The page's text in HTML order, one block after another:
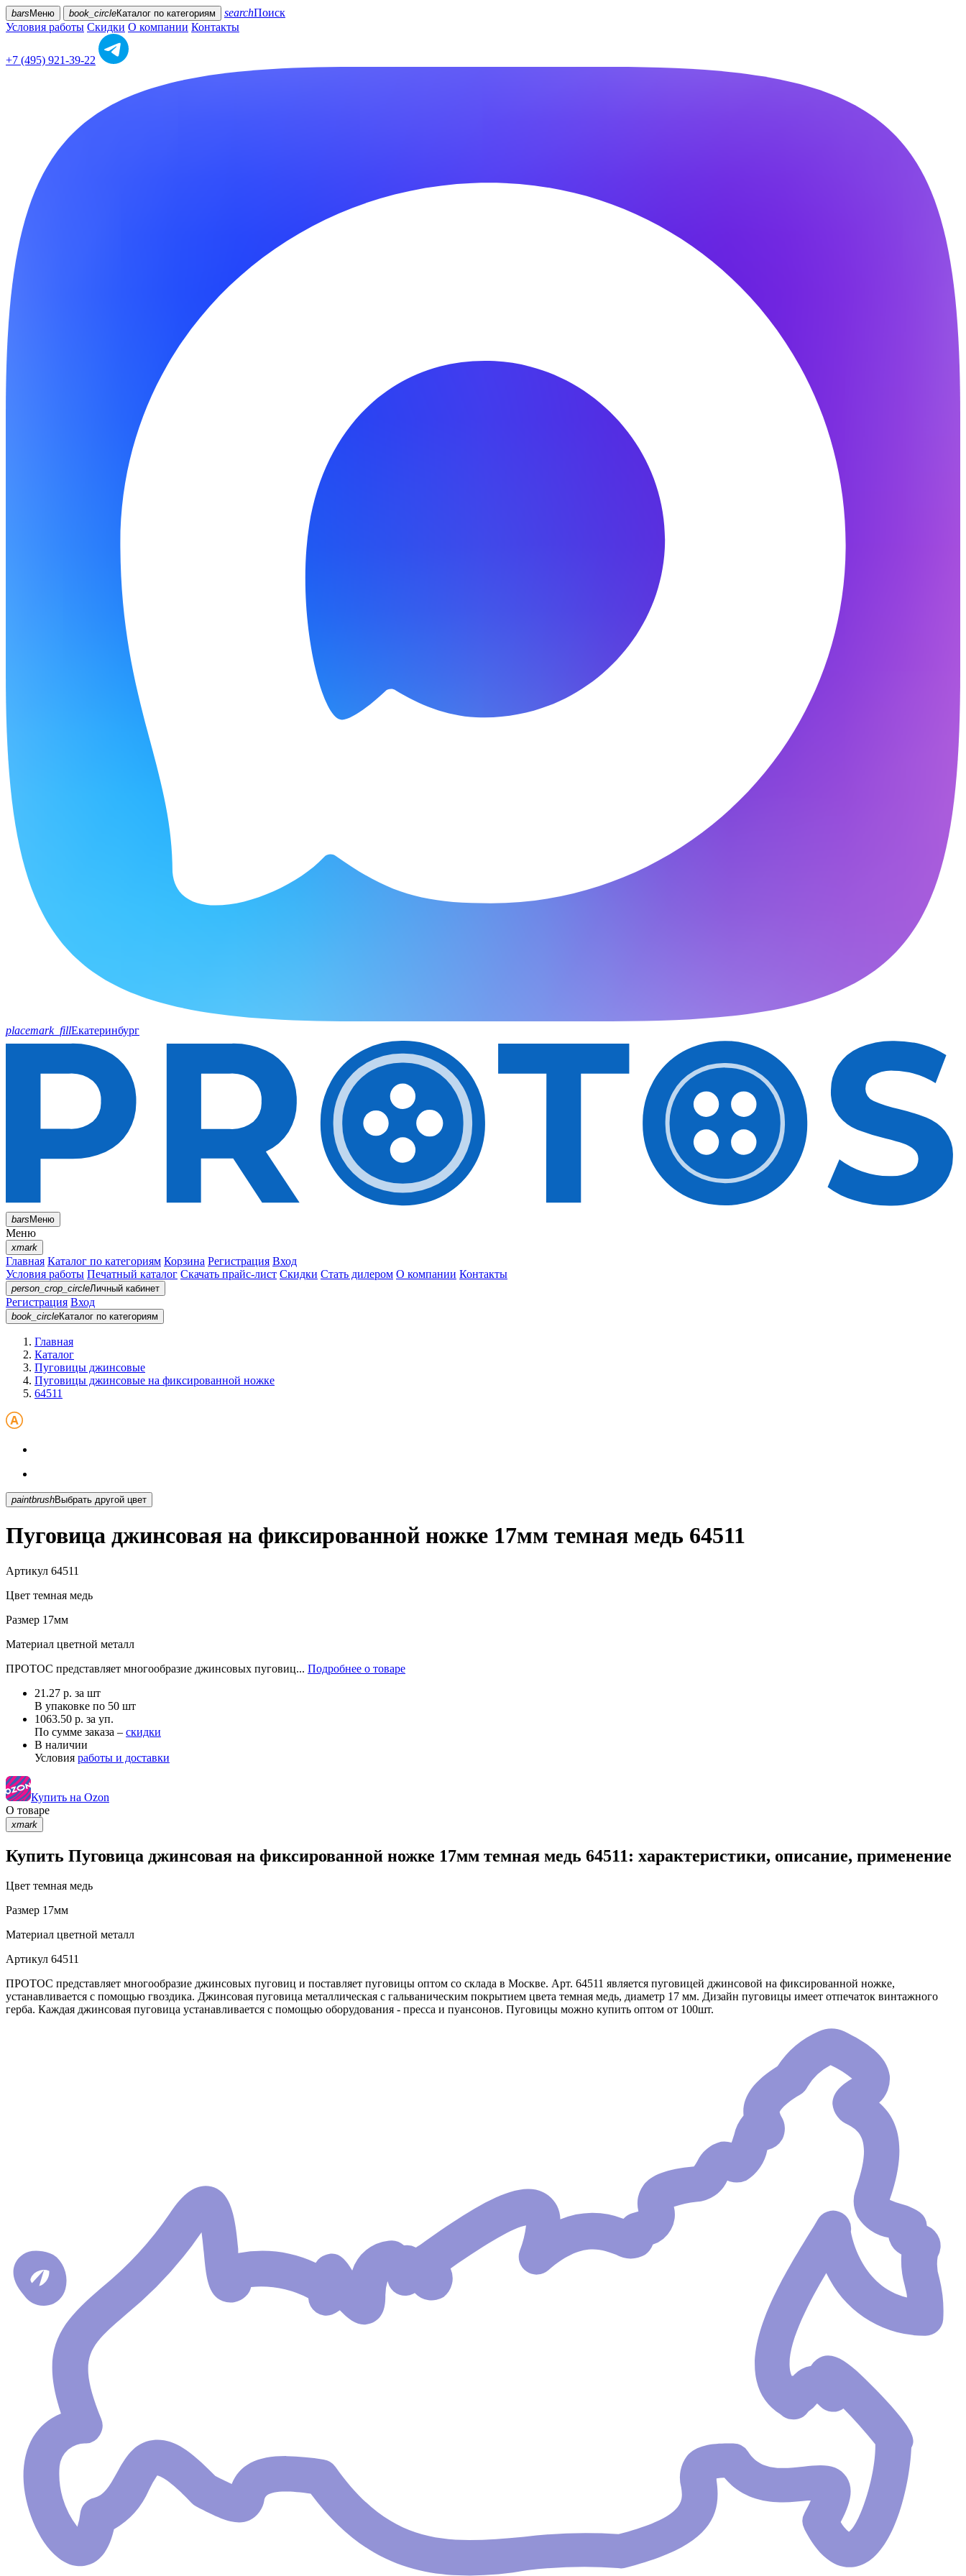
bars Меню book_circleКаталог по категориям searchПоиск
Условия работы Скидки О компании Контакты
+7 (495) 921-39-22
placemark_fillЕкатеринбург
barsМеню
Меню
xmark
Главная Каталог по категориям Корзина Регистрация Вход
Условия работы Печатный каталог Скачать прайс-лист Скидки Стать дилером О компании Контакты
person_crop_circleЛичный кабинет
Регистрация Вход
book_circleКаталог по категориям
Главная
Каталог
Пуговицы джинсовые
Пуговицы джинсовые на фиксированной ножке
64511
paintbrush Выбрать другой цвет
Пуговица джинсовая на фиксированной ножке 17мм темная медь 64511
Артикул 64511
Цвет темная медь
Размер 17мм
Материал цветной металл
ПРОТОС представляет многообразие джинсовых пуговиц... Подробнее о товаре
21.27 р. за шт
В упаковке по 50 шт
1063.50 р. за уп.
По сумме заказа – скидки
В наличии
Условия работы и доставки
Купить на Ozon
О товаре
xmark
Купить Пуговица джинсовая на фиксированной ножке 17мм темная медь 64511: характеристики, описание, применение
Цвет темная медь
Размер 17мм
Материал цветной металл
Артикул 64511
ПРОТОС представляет многообразие джинсовых пуговиц и поставляет пуговицы оптом со склада в Москве. Арт. 64511 является пуговицей джинсовой на фиксированной ножке,
устанавливается с помощью гвоздика. Джинсовая пуговица металлическая с гальваническим покрытием цвета темная медь, диаметр 17 мм. Дизайн пуговицы имеет отпечаток винтажного
герба. Каждая джинсовая пуговица устанавливается с помощью оборудования - пресса и пуансонов. Пуговицы можно купить оптом от 100шт.